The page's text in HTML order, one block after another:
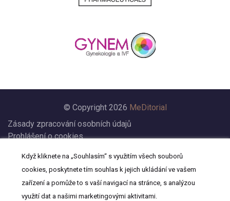
© Copyright 2026 MeDitorial
Zásady zpracování osobních údajů
Prohlášení o cookies
Prohlášení
Kontakt
Když kliknete na „Souhlasím“ s využitím všech souborů
cookies, poskytnete tím souhlas k jejich ukládání ve vašem
zařízení a pomůže to s vaší navigací na stránce, s analýzou
využití dat a našimi marketingovými aktivitami.